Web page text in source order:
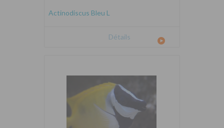
Actinodiscus Bleu L
Détails